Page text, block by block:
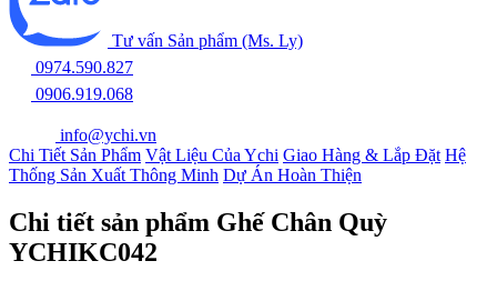
Tư vấn Sản phẩm (Ms. Ly)
0974.590.827
0906.919.068
info@ychi.vn
Chi Tiết Sản Phẩm Vật Liệu Của Ychi Giao Hàng & Lắp Đặt Hệ
Thống Sản Xuất Thông Minh Dự Án Hoàn Thiện
Chi tiết sản phẩm Ghế Chân Quỳ
YCHIKC042